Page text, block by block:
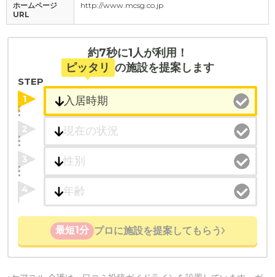
ホームページ
URL
http://www.mcsg.co.jp
約7秒に1人が利用！
ピッタリ の施設を提案します
STEP
1
2
3
4
最短1分 プロに施設を提案してもらう